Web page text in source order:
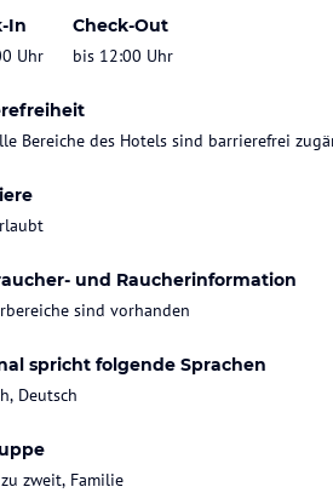
In
Uhr
Check-Out
bis 12:00 Uhr
Bereiche des Hotels sind barrierefrei
und Raucherinformation
sind vorhanden
spricht folgende Sprachen
Deutsch
zweit, Familie